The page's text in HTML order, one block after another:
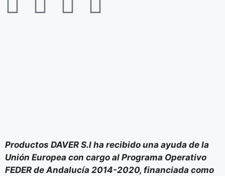
Productos DAVER S.l ha recibido una ayuda de la
Unión Europea con cargo al Programa Operativo
FEDER de Andalucía 2014-2020, financiada como